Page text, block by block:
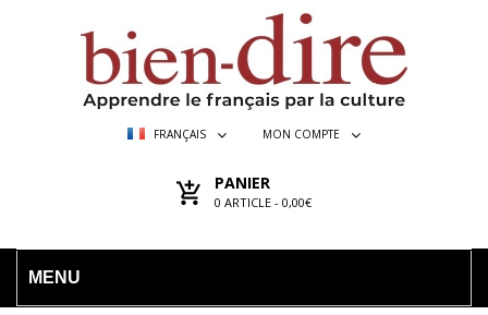
FRANÇAIS MON COMPTE
PANIER
0 ARTICLE - 0,00€
MENU